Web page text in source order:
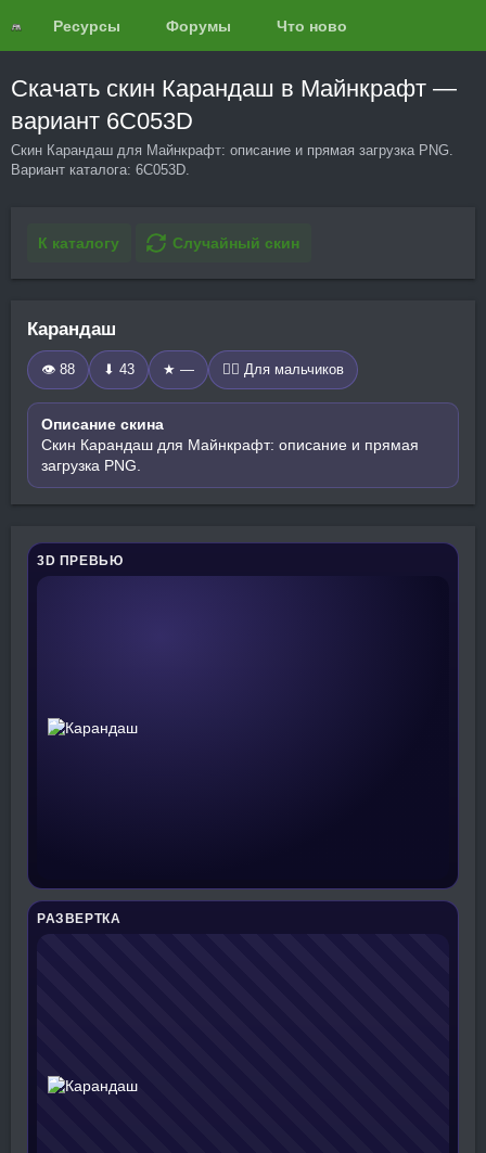
Ресурсы Форумы Что нового?
Скачать скин Карандаш в Майнкрафт —
вариант 6C053D
Скин Карандаш для Майнкрафт: описание и прямая загрузка PNG.
Вариант каталога: 6C053D.
К каталогу Случайный скин
Карандаш
👁 88 ⬇ 43 ★ — 🧍‍♂️ Для мальчиков
Описание скина
Скин Карандаш для Майнкрафт: описание и прямая
загрузка PNG.
3D ПРЕВЬЮ
РАЗВЕРТКА